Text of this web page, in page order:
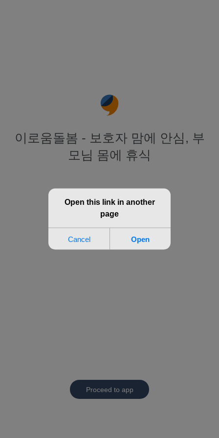
이로움돌봄 - 보호자 맘에 안심, 부
모님 몸에 휴식
Proceed to app